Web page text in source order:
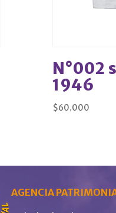
N°002
1946
$60.000
AGENCIA